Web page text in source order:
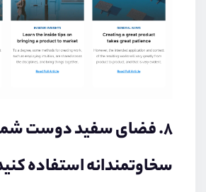
۸. فضای سفید دوست
سخاوتمندانه استفاده